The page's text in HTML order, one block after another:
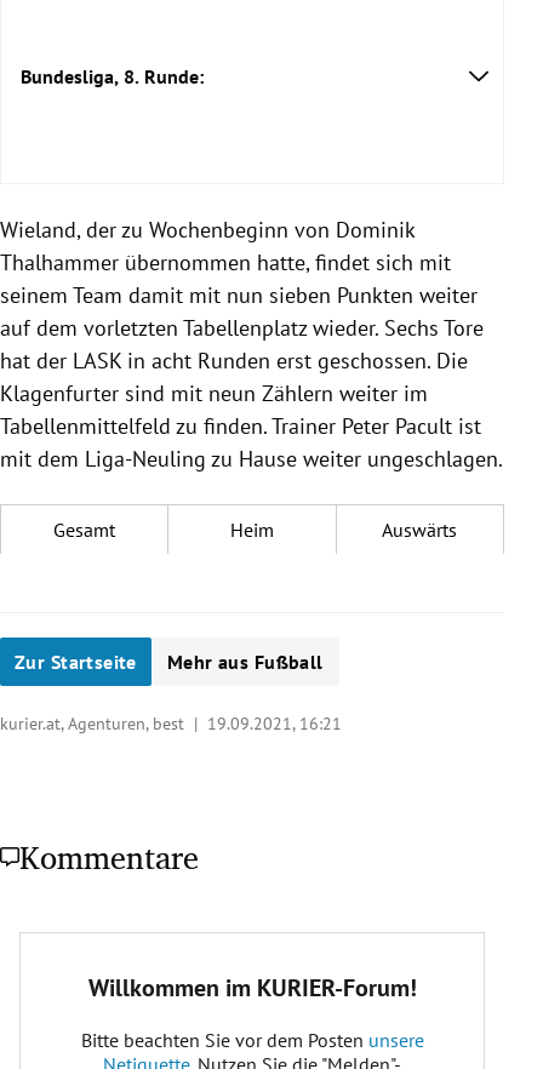
Bundesliga, 8. Runde:
Wieland, der zu Wochenbeginn von Dominik
Thalhammer übernommen hatte, findet sich mit
seinem Team damit mit nun sieben Punkten weiter
auf dem vorletzten Tabellenplatz wieder. Sechs Tore
hat der LASK in acht Runden erst geschossen. Die
Klagenfurter sind mit neun Zählern weiter im
Tabellenmittelfeld zu finden. Trainer Peter Pacult ist
mit dem Liga-Neuling zu Hause weiter ungeschlagen.
Gesamt Heim Auswärts
Zur Startseite Mehr aus Fußball
kurier.at, Agenturen, best | 19.09.2021, 16:21
Kommentare